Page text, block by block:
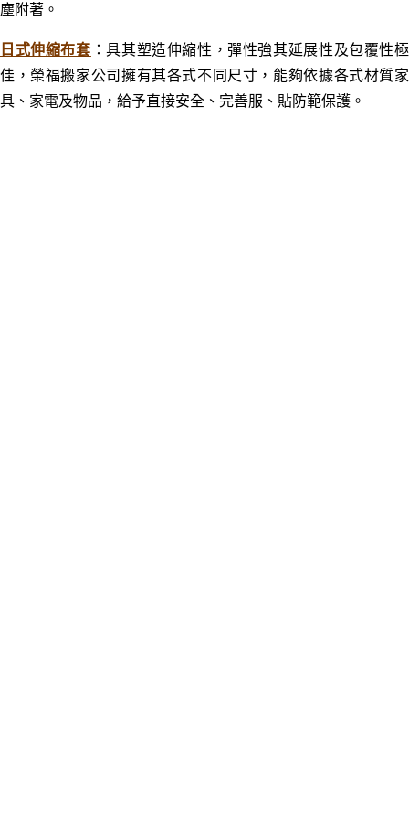
塵附著。
日式伸縮布套：具其塑造伸縮性，彈性強其延展性及包覆性極
佳，榮福搬家公司擁有其各式不同尺寸，能夠依據各式材質家
具、家電及物品，給予直接安全、完善服 、 貼防範保護。